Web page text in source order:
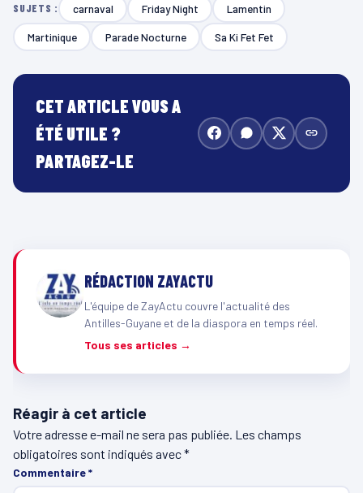
SUJETS : carnaval Friday Night Lamentin
Martinique Parade Nocturne Sa Ki Fet Fet
CET ARTICLE VOUS A
ÉTÉ UTILE ?
PARTAGEZ-LE
RÉDACTION ZAYACTU
L'équipe de ZayActu couvre l'actualité des
Antilles-Guyane et de la diaspora en temps réel.
Tous ses articles →
Réagir à cet article
Votre adresse e-mail ne sera pas publiée. Les champs
obligatoires sont indiqués avec*
Commentaire*